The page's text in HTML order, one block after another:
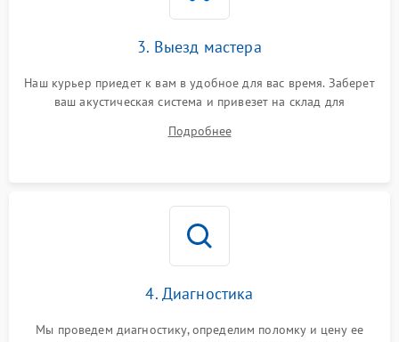
3. Выезд мастера
Наш курьер приедет к вам в удобное для вас время. Заберет
ваш акустическая система и привезет на склад для
Подробнее
4. Диагностика
Мы проведем диагностику, определим поломку и цену ее